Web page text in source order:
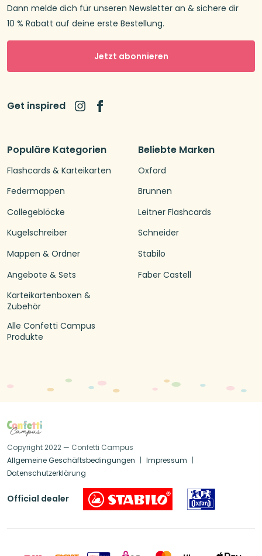
Populäre Kategorien
Flashcards & Karteikarten
Federmappen
Collegeblöcke
Kugelschreiber
Mappen & Ordner
Angebote & Sets
Karteikartenboxen &
Zubehör
Alle Confetti Campus
Produkte
Beliebte Marken
Oxford
Brunnen
Leitner Flashcards
Schneider
Stabilo
Faber Castell
Dann melde dich für unseren Newsletter an & sichere dir
10 % Rabatt auf deine erste Bestellung.
Jetzt abonnieren
Get inspired
Copyright 2022 — Confetti Campus
Allgemeine Geschäftsbedingungen
Impressum
Datenschutzerklärung
Official dealer